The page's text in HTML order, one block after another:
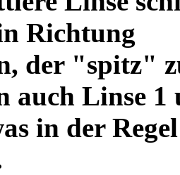
Richtung
der "spitz"
auch Linse
in der Regel
ist.